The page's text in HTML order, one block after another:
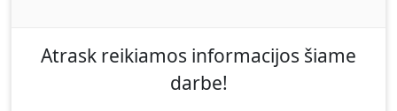
Atrask reikiamos informacijos šiame
darbe!